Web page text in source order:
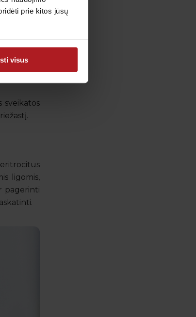
prie kitos jūsų
visus
vaistai,
sveikatos
ligomis,
pagerinti